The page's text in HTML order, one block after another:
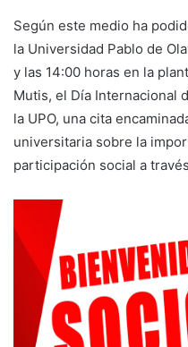
Según este medio ha
la Universidad Pablo de
y las 14:00 horas en la
Mutis, el Día Internacional
la UPO, una cita
universitaria sobre la
participación social a